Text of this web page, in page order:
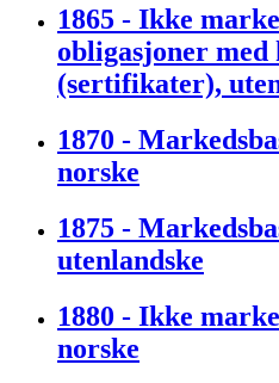
1865 - Ikke
obligasjoner
(sertifikater),
1870 -
norske
1875 -
utenlandske
1880 - Ikke
norske